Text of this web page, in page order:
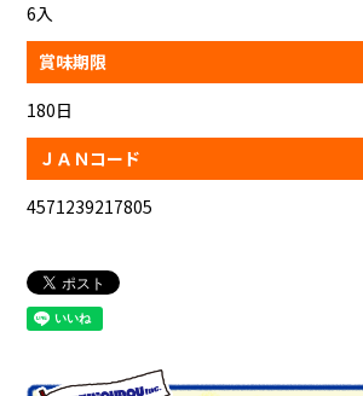
6入
賞味期限
180日
ＪＡＮコード
4571239217805